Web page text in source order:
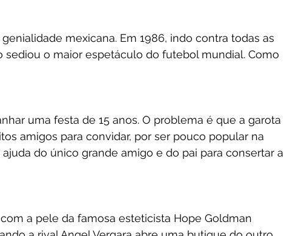
mexicana. Em 1986, indo contra todas as
sediou o maior espetáculo do futebol mundial. Como
uma festa de 15 anos. O problema é que a garota
amigos para convidar, por ser pouco popular na
do único grande amigo e do pai para consertar a
a pele da famosa esteticista Hope Goldman